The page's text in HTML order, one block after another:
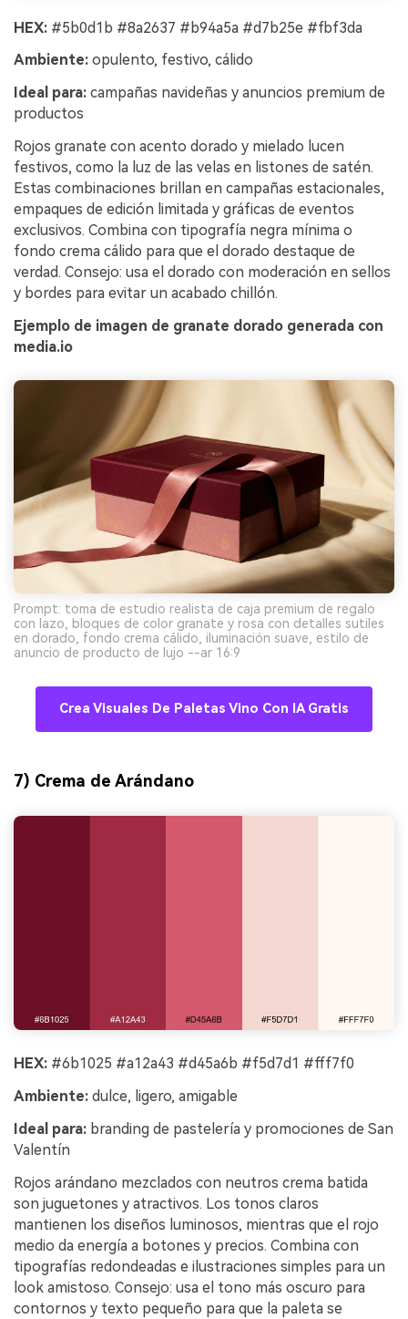
HEX: #5b0d1b #8a2637 #b94a5a #d7b25e #fbf3da
Ambiente: opulento, festivo, cálido
Ideal para: campañas navideñas y anuncios premium de
productos
Rojos granate con acento dorado y mielado lucen
festivos, como la luz de las velas en listones de satén.
Estas combinaciones brillan en campañas estacionales,
empaques de edición limitada y gráficas de eventos
exclusivos. Combina con tipografía negra mínima o
fondo crema cálido para que el dorado destaque de
verdad. Consejo: usa el dorado con moderación en sellos
y bordes para evitar un acabado chillón.
Ejemplo de imagen de granate dorado generada con
media.io
Prompt: toma de estudio realista de caja premium de regalo
con lazo, bloques de color granate y rosa con detalles sutiles
en dorado, fondo crema cálido, iluminación suave, estilo de
anuncio de producto de lujo --ar 16:9
Crea Visuales De Paletas Vino Con IA Gratis
7) Crema de Arándano
HEX: #6b1025 #a12a43 #d45a6b #f5d7d1 #fff7f0
Ambiente: dulce, ligero, amigable
Ideal para: branding de pastelería y promociones de San
Valentín
Rojos arándano mezclados con neutros crema batida
son juguetones y atractivos. Los tonos claros
mantienen los diseños luminosos, mientras que el rojo
medio da energía a botones y precios. Combina con
tipografías redondeadas e ilustraciones simples para un
look amistoso. Consejo: usa el tono más oscuro para
contornos y texto pequeño para que la paleta se